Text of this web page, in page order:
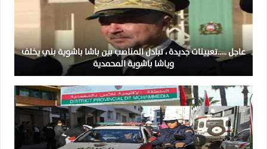
عاجل …..تعيينات جديدة ، تبادل المناصب بين باشا باشوية بني يخلف
وياشا باشوية المحمدية